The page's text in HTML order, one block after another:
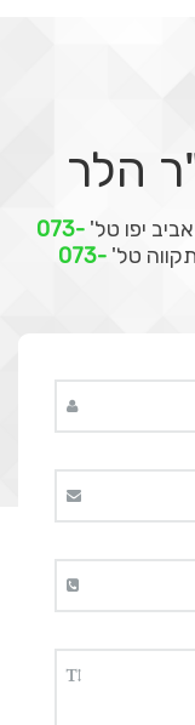
הלר
טל'073-
טל'073-